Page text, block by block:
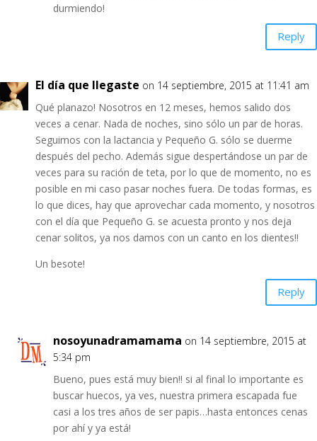
durmiendo!
Reply
El día que llegaste on 14 septiembre, 2015 at 11:41 am
Qué planazo! Nosotros en 12 meses, hemos salido dos
veces a cenar. Nada de noches, sino sólo un par de horas.
Seguimos con la lactancia y Pequeño G. sólo se duerme
después del pecho. Además sigue despertándose un par de
veces para su ración de teta, por lo que de momento, no es
posible en mi caso pasar noches fuera. De todas formas, es
lo que dices, hay que aprovechar cada momento, y nosotros
con el día que Pequeño G. se acuesta pronto y nos deja
cenar solitos, ya nos damos con un canto en los dientes!!
Un besote!
Reply
nosoyunadramamama on 14 septiembre, 2015 at
5:34 pm
Bueno, pues está muy bien!! si al final lo importante es
buscar huecos, ya ves, nuestra primera escapada fue
casi a los tres años de ser papis…hasta entonces cenas
por ahí y ya está!